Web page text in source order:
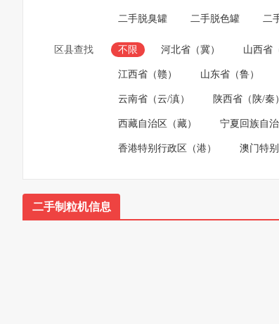
二手脱臭罐 二手脱色罐 二
区县查找 不限 河北省（冀） 山西省
江西省（赣） 山东省（鲁）
云南省（云/滇） 陕西省（陕/秦）
西藏自治区（藏） 宁夏回族自治
香港特别行政区（港） 澳门特
二手制粒机信息